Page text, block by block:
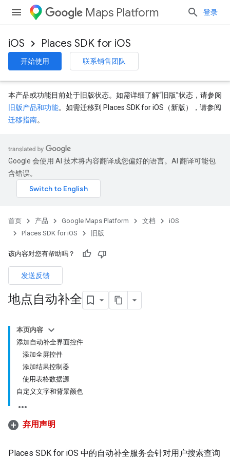
Maps Platform 登录
iOS Places SDK for iOS
开始使用 联系销售团队
本产品或功能目前处于旧版状态。如需详细了解“旧版”状态，请参阅
旧版产品和功能。如需迁移到 Places SDK for iOS（新版），请参阅
迁移指南。
Google 会使用 AI 技术将内容翻译成您偏好的语言。AI 翻译可能包
含错误。
首页 产品 Google Maps Platform 文档
iOS
Places SDK for iOS
旧版
该内容对您有帮助吗？
发送反馈
地点自动补全
本页内容
添加自动补全界面控件
添加全屏控件
添加结果控制器
使用表格数据源
自定义文字和背景颜色
弃用声明
Places SDK for iOS 中的自动补全服务会针对用户搜索查询